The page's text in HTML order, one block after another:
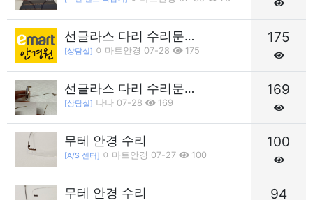
선글라스 다리 수리문…
[상담실] 이마트안경 07-28 175
175
선글라스 다리 수리문…
[상담실] 나나 07-28 169
169
무테 안경 수리
[A/S 센터] 이마트안경 07-27 100
100
무테 안경 수리 94